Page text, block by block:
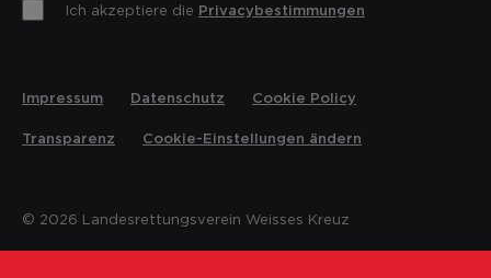
Ich akzeptiere die Privacybestimmungen
© 2026 Landesrettungsverein Weisses Kreuz
Impressum Datenschutz Cookie Policy
Transparenz Cookie-Einstellungen ändern